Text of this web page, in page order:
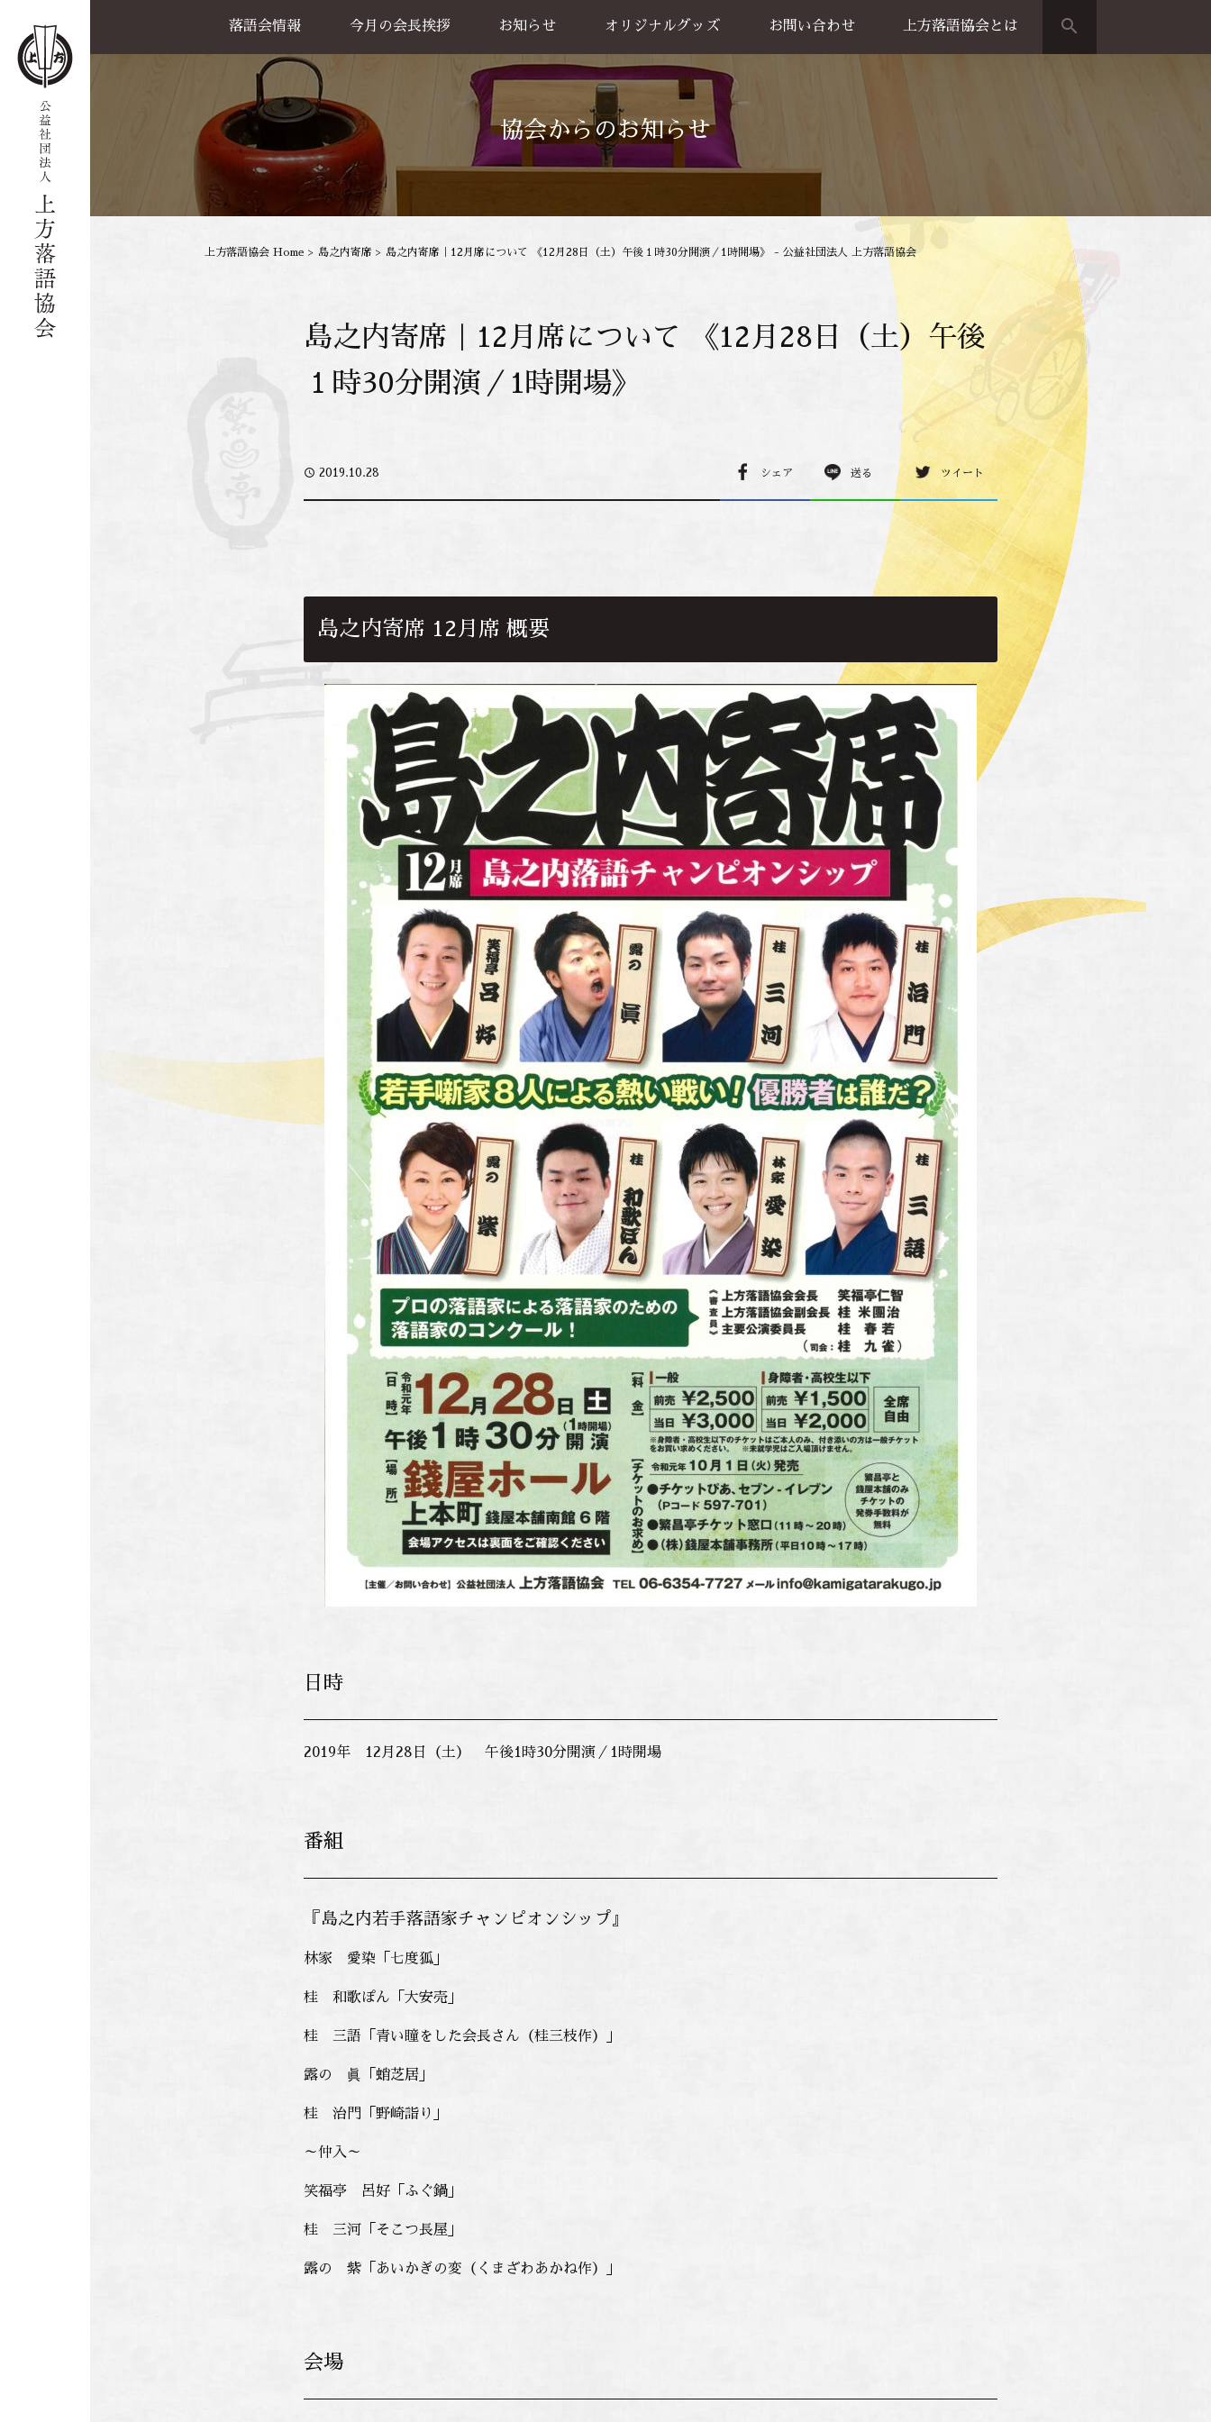
落語会情報
公演一覧
天満天神繁昌亭
喜楽館
島之内寄席
協力事業
今月の会長挨拶 お知らせ オリジナルグッズ
グッズ販売
お買い物方法
お問い合わせ 上方落語協会とは search
協会からのお知らせ
上方落語協会 Home > 島之内寄席 > 島之内寄席｜12月席について 《12月28日（土）午後１時30分開演／1時開場》 - 公益社団法人 上方落語協会
島之内寄席｜12月席について 《12月28日（土）午後
１時30分開演／1時開場》
access_time 2019.10.28 シェア 送る ツイート
島之内寄席 12月席 概要
日時
2019年 12月28日（土） 午後1時30分開演／1時開場
番組
『島之内若手落語家チャンピオンシップ 』
林家 愛染「七度狐」
桂 和歌ぽん「大安売」
桂 三語「青い瞳をした会長さん（桂三枝作）」
露の 眞「蛸芝居」
桂 治門 「野崎詣り」
～仲入～
笑福亭 呂好「ふぐ鍋」
桂 三河「そこつ長屋」
露の 紫「あいかぎの変（くまざわあかね作）」
会場